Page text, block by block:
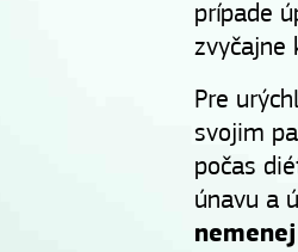
prípade
zvyčajne
Pre
svojim
počas
únavu a